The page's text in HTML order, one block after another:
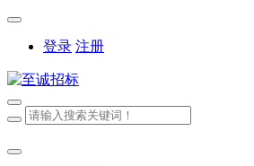
登录 注册